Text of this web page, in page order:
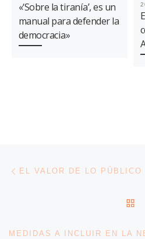
«‘Sobre la tiranía’, es un
manual para defender la
democracia»
Navegación de
EL VALOR DE LO PÚBLICO